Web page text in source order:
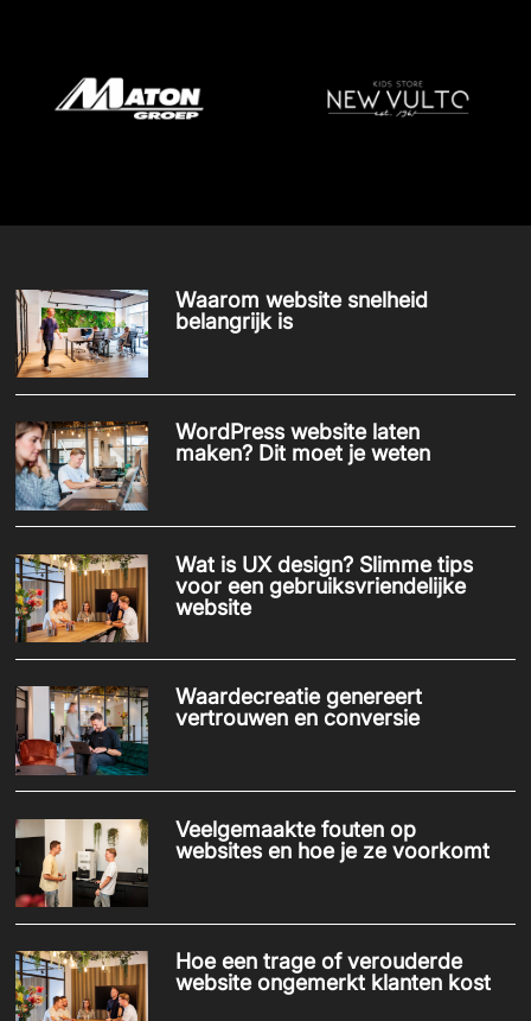
Waarom website snelheid
belangrijk is
WordPress website laten
maken? Dit moet je weten
Wat is UX design? Slimme tips
voor een gebruiksvriendelijke
website
Waardecreatie genereert
vertrouwen en conversie
Veelgemaakte fouten op
websites en hoe je ze voorkomt
Hoe een trage of verouderde
website ongemerkt klanten kost